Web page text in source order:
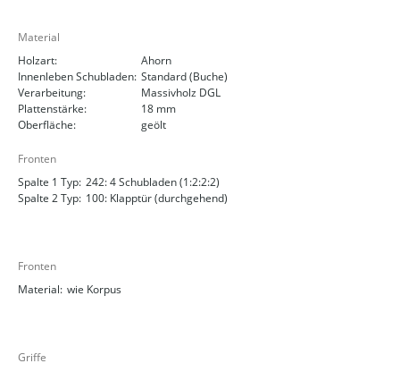
Material
Holzart:
Ahorn
Innenleben Schubladen: Standard (Buche)
Verarbeitung:
Massivholz DGL
Plattenstärke:
18 mm
Oberfläche:
geölt
Fronten
Spalte 1 Typ: 242: 4 Schubladen (1:2:2:2)
Spalte 2 Typ: 100: Klapptür (durchgehend)
Fronten
Material: wie Korpus
Griffe